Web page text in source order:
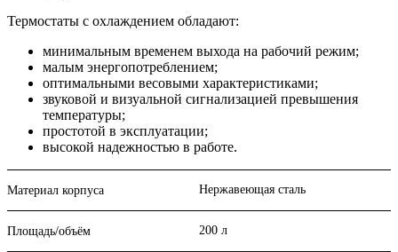
Термостаты с охлаждением обладают:
минимальным временем выхода на рабочий режим;
малым энергопотреблением;
оптимальными весовыми характеристиками;
звуковой и визуальной сигнализацией превышения
температуры;
простотой в эксплуатации;
высокой надежностью в работе.
Материал корпуса Нержавеющая сталь
Площадь/объём 200 л